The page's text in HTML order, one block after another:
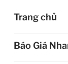
Trang chủ
Báo Giá